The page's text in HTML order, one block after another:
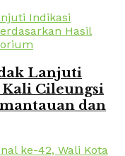
Lanjuti
Cileungsi
dan